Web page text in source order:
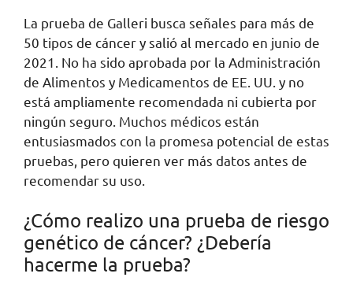
La prueba de Galleri busca señales para más de
50 tipos de cáncer y salió al mercado en junio de
2021. No ha sido aprobada por la Administración
de Alimentos y Medicamentos de EE. UU. y no
está ampliamente recomendada ni cubierta por
ningún seguro. Muchos médicos están
entusiasmados con la promesa potencial de estas
pruebas, pero quieren ver más datos antes de
recomendar su uso.
¿Cómo realizo una prueba de riesgo
genético de cáncer? ¿Debería
hacerme la prueba?